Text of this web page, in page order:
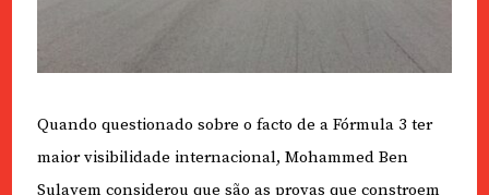
Quando questionado sobre o facto de a Fórmula 3 ter
maior visibilidade internacional, Mohammed Ben
Sulayem considerou que são as provas que constroem